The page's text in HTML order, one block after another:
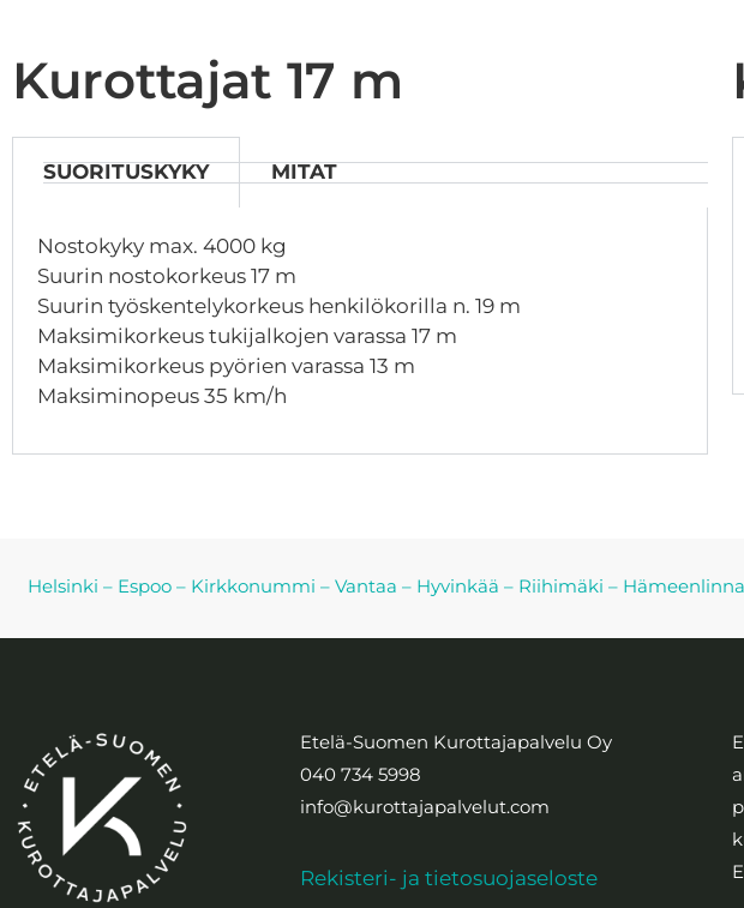
Kurottajat 17 m
SUORITUSKYKY MITAT
Nostokyky max. 4000 kg
Suurin nostokorkeus 17 m
Suurin työskentelykorkeus henkilökorilla n. 19 m
Maksimikorkeus tukijalkojen varassa 17 m
Maksimikorkeus pyörien varassa 13 m
Maksiminopeus 35 km/h
Helsinki – Espoo – Kirkkonummi – Vantaa – Hyvinkää – Riihimäki – Hämeenlinna
Etelä-Suomen Kurottajapalvelu Oy
040 734 5998
info@kurottajapalvelut.com
Rekisteri- ja tietosuojaseloste